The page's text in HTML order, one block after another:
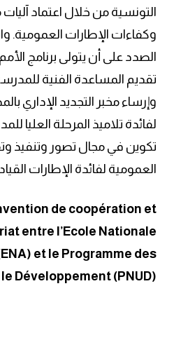
التونسية من خلال اعتماد
وكفاءات الإطارات العمومية.
تقديم المساعدة الفنية
وإرساء مخبر التجديد الإداري
لفائدة تلاميذ المرحلة العليا
تكوين في مجال تصور وتنفيذ
العمومية لفائدة الإطارات
de coopération et
entre l’Ecole Nationale
et le Programme des
Développement (PNUD)